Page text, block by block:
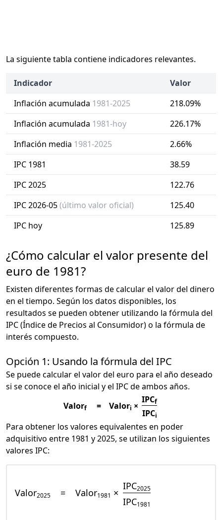
La siguiente tabla contiene indicadores relevantes.
Indicador
Valor
Inflación acumulada 1981-2025
218.09%
Inflación acumulada 1981-hoy
226.17%
Inflación media 1981-2025
2.66%
IPC 1981
38.59
IPC 2025
122.76
IPC 2026-05(último valor oficial)
125.40
IPC hoy
125.89
¿Cómo calcular el valor presente del
euro de 1981?
Existen diferentes formas de calcular el valor del dinero
en el tiempo. Según los datos disponibles, los
resultados se pueden obtener utilizando la fórmula del
IPC (Índice de Precios al Consumidor) o la fórmula de
interés compuesto.
Opción 1: Usando la fórmula del IPC
Se puede calcular el valor del euro para el año deseado
si se conoce el año inicial y el IPC de ambos años.
Valorf = Valori ×
IPCf
IPCi
Para obtener los valores equivalentes en poder
adquisitivo entre 1981 y 2025, se utilizan los siguientes
valores IPC:
Valor2025 = Valor1981 ×
IPC2025
IPC1981